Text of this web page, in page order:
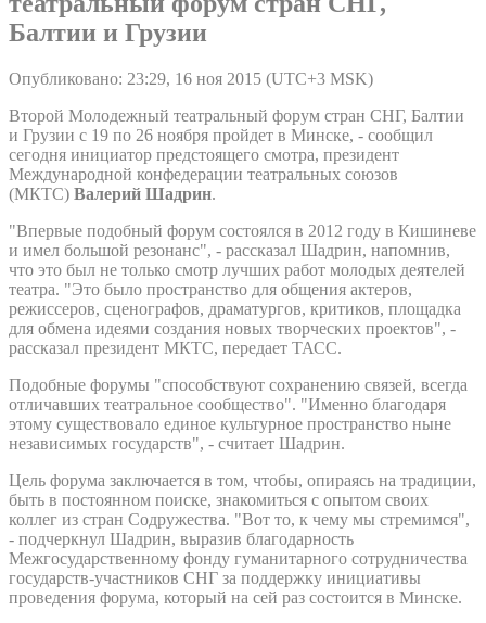
Балтии и Грузии
Опубликовано: 23:29, 16 ноя 2015 (UTC+3 MSK)
Второй Молодежный театральный форум стран СНГ, Балтии
и Грузии с 19 по 26 ноября пройдет в Минске, - сообщил
сегодня инициатор предстоящего смотра, президент
Международной конфедерации театральных союзов
(МКТС) Валерий Шадрин.
"Впервые подобный форум состоялся в 2012 году в Кишиневе
и имел большой резонанс", - рассказал Шадрин, напомнив,
что это был не только смотр лучших работ молодых деятелей
театра. "Это было пространство для общения актеров,
режиссеров, сценографов, драматургов, критиков, площадка
для обмена идеями создания новых творческих проектов", -
рассказал президент МКТС, передает ТАСС.
Подобные форумы "способствуют сохранению связей, всегда
отличавших театральное сообщество". "Именно благодаря
этому существовало единое культурное пространство ныне
независимых государств", - считает Шадрин.
Цель форума заключается в том, чтобы, опираясь на традиции,
быть в постоянном поиске, знакомиться с опытом своих
коллег из стран Содружества. "Вот то, к чему мы стремимся",
- подчеркнул Шадрин, выразив благодарность
Межгосударственному фонду гуманитарного сотрудничества
государств-участников СНГ за поддержку инициативы
проведения форума, который на сей раз состоится в Минске.